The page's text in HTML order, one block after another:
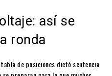
así se
ronda
de posiciones dictó sentencia